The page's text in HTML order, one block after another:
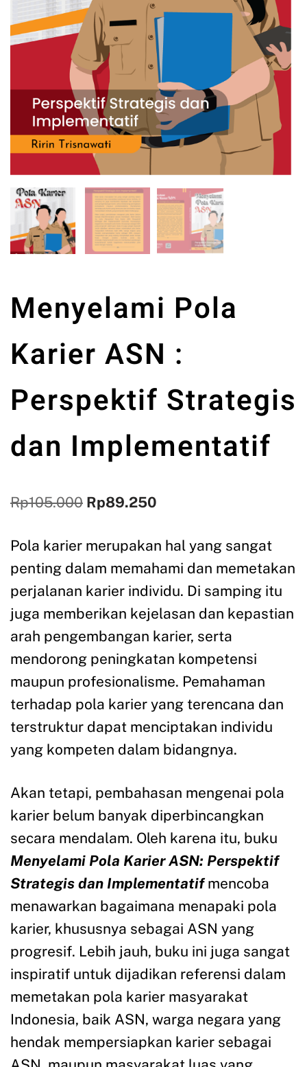
Menyelami Pola
Karier ASN :
Perspektif Strategis
dan Implementatif
Rp105.000 Rp89.250
Pola karier merupakan hal yang sangat
penting dalam memahami dan memetakan
perjalanan karier individu. Di samping itu
juga memberikan kejelasan dan kepastian
arah pengembangan karier, serta
mendorong peningkatan kompetensi
maupun profesionalisme. Pemahaman
terhadap pola karier yang terencana dan
terstruktur dapat menciptakan individu
yang kompeten dalam bidangnya.
Akan tetapi, pembahasan mengenai pola
karier belum banyak diperbincangkan
secara mendalam. Oleh karena itu, buku
Menyelami Pola Karier ASN: Perspektif
Strategis dan Implementatif mencoba
menawarkan bagaimana menapaki pola
karier, khususnya sebagai ASN yang
progresif. Lebih jauh, buku ini juga sangat
inspiratif untuk dijadikan referensi dalam
memetakan pola karier masyarakat
Indonesia, baik ASN, warga negara yang
hendak mempersiapkan karier sebagai